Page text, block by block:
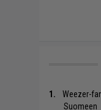
Weezer-
Suomeen